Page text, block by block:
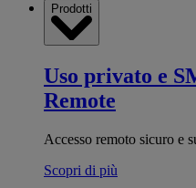
Prodotti
Uso privato e
Remote
Accesso remoto sicuro e
Scopri di più